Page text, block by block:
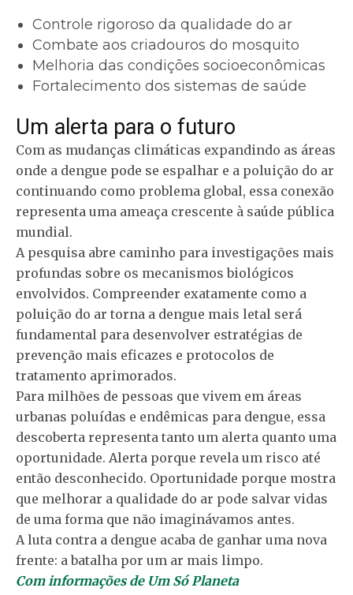
Controle rigoroso da qualidade do ar
Combate aos criadouros do mosquito
Melhoria das condições socioeconômicas
Fortalecimento dos sistemas de saúde
Um alerta para o futuro
Com as mudanças climáticas expandindo as áreas
onde a dengue pode se espalhar e a poluição do ar
continuando como problema global, essa conexão
representa uma ameaça crescente à saúde pública
mundial.
A pesquisa abre caminho para investigações mais
profundas sobre os mecanismos biológicos
envolvidos. Compreender exatamente como a
poluição do ar torna a dengue mais letal será
fundamental para desenvolver estratégias de
prevenção mais eficazes e protocolos de
tratamento aprimorados.
Para milhões de pessoas que vivem em áreas
urbanas poluídas e endêmicas para dengue, essa
descoberta representa tanto um alerta quanto uma
oportunidade. Alerta porque revela um risco até
então desconhecido. Oportunidade porque mostra
que melhorar a qualidade do ar pode salvar vidas
de uma forma que não imaginávamos antes.
A luta contra a dengue acaba de ganhar uma nova
frente: a batalha por um ar mais limpo.
Com informações de Um Só Planeta